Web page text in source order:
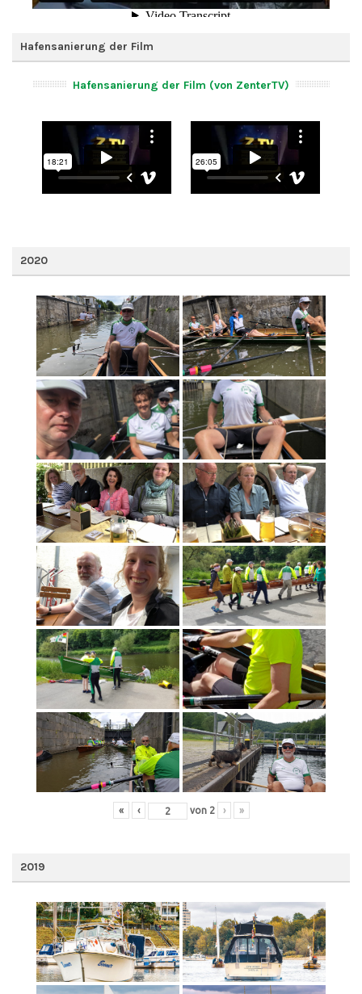
Hafensanierung der Film
Hafensanierung der Film (von ZenterTV)
2020
« ‹ von 2 › »
2019